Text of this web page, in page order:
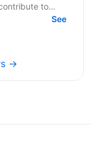
to
See
→